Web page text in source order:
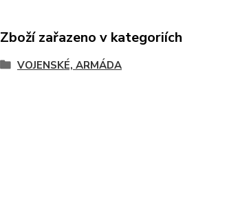
Zboží zařazeno v kategoriích
VOJENSKÉ, ARMÁDA